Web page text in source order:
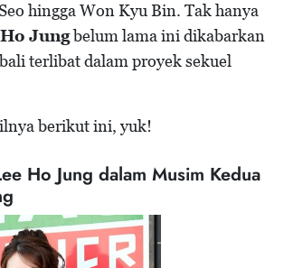
hingga Won Kyu Bin. Tak hanya
Jungbelum lama ini dikabarkan
terlibat dalam proyek sekuel
berikut ini, yuk!
Ho Jung dalam Musim Kedua